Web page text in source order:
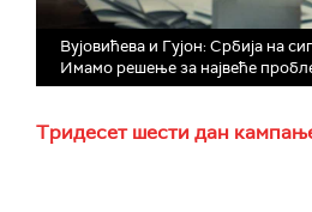
Вујовићева и Гујон: Србија на
Имамо решење за највеће
Тридесет шести дан